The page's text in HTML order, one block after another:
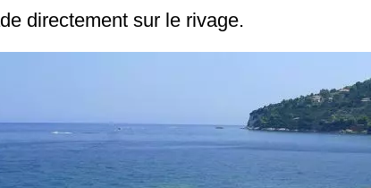
directement sur le rivage.